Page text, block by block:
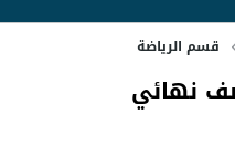
قسم الرياضة
نهائي